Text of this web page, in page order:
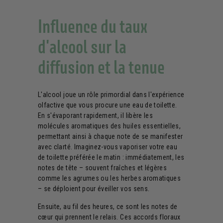
Influence du taux
d'alcool sur la
diffusion et la tenue
L'alcool joue un rôle primordial dans l'expérience
olfactive que vous procure une eau de toilette.
En s'évaporant rapidement, il libère les
molécules aromatiques des huiles essentielles,
permettant ainsi à chaque note de se manifester
avec clarté. Imaginez-vous vaporiser votre eau
de toilette préférée le matin : immédiatement, les
notes de tête – souvent fraîches et légères
comme les agrumes ou les herbes aromatiques
– se déploient pour éveiller vos sens.
Ensuite, au fil des heures, ce sont les notes de
cœur qui prennent le relais. Ces accords floraux